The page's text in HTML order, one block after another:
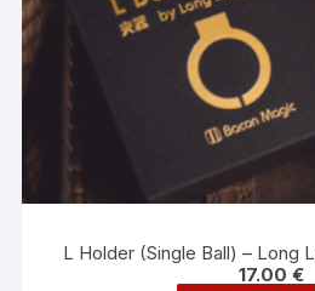
L Holder (Single Ball) – Long
17.00 €